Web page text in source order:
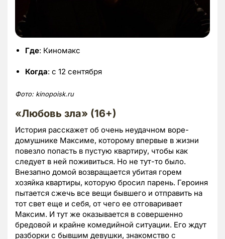
Где: Киномакс
Когда: с 12 сентября
Фото: kinopoisk.ru
«Любовь зла» (16+)
История расскажет об очень неудачном воре-
домушнике Максиме, которому впервые в жизни
повезло попасть в пустую квартиру, чтобы как
следует в ней поживиться. Но не тут-то было.
Внезапно домой возвращается убитая горем
хозяйка квартиры, которую бросил парень. Героиня
пытается сжечь все вещи бывшего и отправить на
тот свет еще и себя, от чего ее отговаривает
Максим. И тут же оказывается в совершенно
бредовой и крайне комедийной ситуации. Его ждут
разборки с бывшим девушки, знакомство с